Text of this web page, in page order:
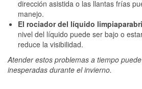
dirección asistida o las llantas frías
manejo.
El rociador del líquido
nivel del líquido puede ser bajo o
reduce la visibilidad.
Atender estos problemas a tiempo
inesperadas durante el invierno.